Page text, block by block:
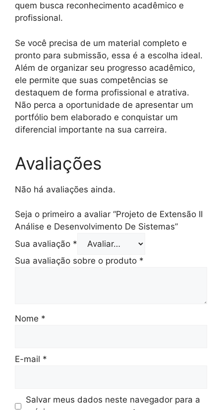
quem busca reconhecimento acadêmico e
profissional.
Se você precisa de um material completo e
pronto para submissão, essa é a escolha ideal.
Além de organizar seu progresso acadêmico,
ele permite que suas competências se
destaquem de forma profissional e atrativa.
Não perca a oportunidade de apresentar um
portfólio bem elaborado e conquistar um
diferencial importante na sua carreira.
Avaliações
Não há avaliações ainda.
Seja o primeiro a avaliar “Projeto de Extensão II
Análise e Desenvolvimento De Sistemas”
Sua avaliação *
Sua avaliação sobre o produto *
Nome *
E-mail *
Salvar meus dados neste navegador para a